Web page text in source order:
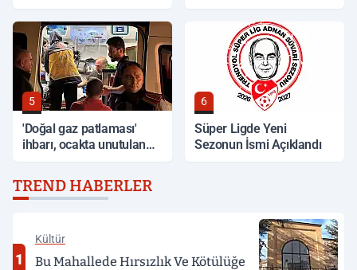
5
'Doğal gaz patlaması'
ihbarı, ocakta unutulan
6
Süper Ligde Yeni
Sezonun İsmi Açıklandı
TREND HABERLER
1
Kültür
Bu Mahallede Hırsızlık Ve Kötülüğe